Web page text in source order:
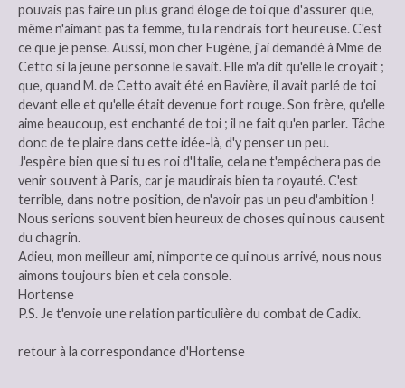
pouvais pas faire un plus grand éloge de toi que d'assurer que,
même n'aimant pas ta femme, tu la rendrais fort heureuse. C'est
ce que je pense. Aussi, mon cher Eugène, j'ai demandé à Mme de
Cetto si la jeune personne le savait. Elle m'a dit qu'elle le croyait ;
que, quand M. de Cetto avait été en Bavière, il avait parlé de toi
devant elle et qu'elle était devenue fort rouge. Son frère, qu'elle
aime beaucoup, est enchanté de toi ; il ne fait qu'en parler. Tâche
donc de te plaire dans cette idée-là, d'y penser un peu.
J'espère bien que si tu es roi d'Italie, cela ne t'empêchera pas de
venir souvent à Paris, car je maudirais bien ta royauté. C'est
terrible, dans notre position, de n'avoir pas un peu d'ambition !
Nous serions souvent bien heureux de choses qui nous causent
du chagrin.
Adieu, mon meilleur ami, n'importe ce qui nous arrivé, nous nous
aimons toujours bien et cela console.
Hortense
P.S. Je t'envoie une relation particulière du combat de Cadix.
retour à la correspondance d'Hortense